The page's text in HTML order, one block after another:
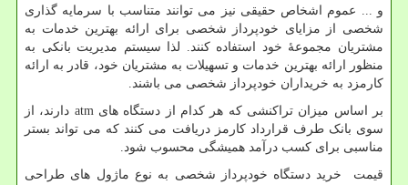
و ... عموم اشخاص حقیقی نیز می توانند متناسب با سرمایه گذاری
شخصی از مزایای خودپرداز شخصی برای ارائه بهترین خدمات به
مشتریان مجموعۀ خود استفاده کنند. لذا سیستم مدیریت بانکی به
منظور ارائه بهترین خدمات و تسهیلات به مشتریان خود، قادر به ارائه
کارمزد به خریداران خودپرداز شخصی می باشند.
بر اساس میزان تراکنشی که هر کدام از دستگاه هایatm دارند، از
سوی بانک طرف قرارداد کارمز دریافت می کنند که می تواند بستر
مناسبی برای کسب درآمد همیشگی محسوب شود.
قیمت خرید دستگاه خودپرداز شخصی به نوع ماژول های طراحی